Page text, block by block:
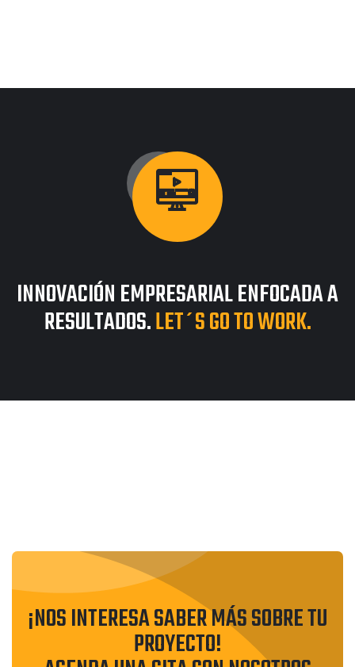
INNOVACIÓN EMPRESARIAL ENFOCADA A
RESULTADOS.LET´S GO TO WORK.
¡NOS INTERESA SABER MÁS SOBRE TU
PROYECTO!